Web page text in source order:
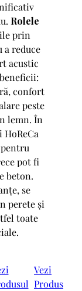
Rolele
prin
a reduce
acustic
confort
peste
lemn. În
pot fi
beton.
se
perete și
toate
Vezi
Produsul